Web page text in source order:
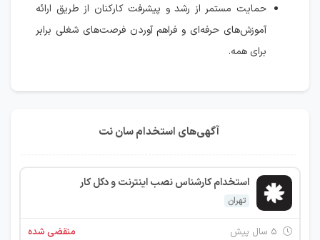
حمایت مستمر از رشد و پیشرفت کارکنان از طریق ارائه
آموزش‌های حرفه‌ای و فراهم آوردن فرصت‌های شغلی برابر
برای همه.
آگهی‌های استخدام سان نت
استخدام کارشناس نصب اینترنت و دکل کار
تهران
منقضی شده